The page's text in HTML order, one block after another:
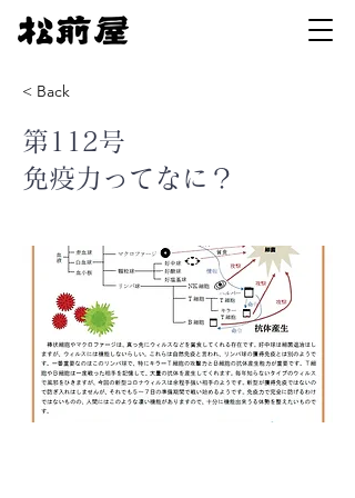
< Back
第112号
免疫力ってなに？